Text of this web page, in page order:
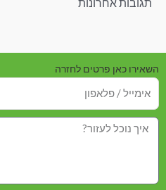
השאירו כאן פרטים לחזרה